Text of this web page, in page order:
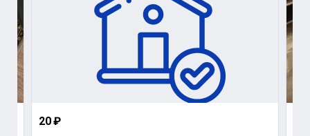
20 ₽